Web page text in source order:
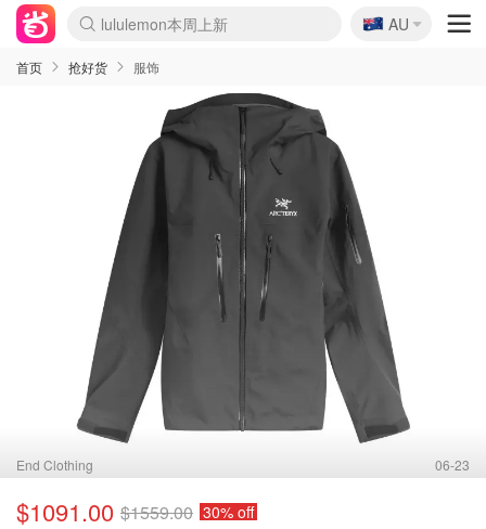
lululemon本周上新
Sasa美妆护肤3.5折
SSENSE年中3折
FreshBeauty好价汇总
Cettire降价+叠9折
Farfetch折上8折
WWS Coles超市实拍
viagogo二手票捡漏
Myer清仓1折起
The Outnet奢牌1折起
David Jones 3折起
Flannels大牌1折
Perfumes Club护肤1折
AMIRO返校季6.2折
Oweek抽奖送Airpods
Amazon折扣汇总
eToro入金$200送$50
Amazon数码好物
ICONIC本周7.5折
ThedoubleF高奢地板价
Moose Knuckles 6折
丝芙兰5折起
EUFY官网3.7折起
Selenichast首饰2折
Trip机票酒店促销
YSL送5件彩妆礼
Amazon家居好物
BIGBANG巡演开票
David Jones时尚3折
Amazon美妆护肤
雅漾大喷$8
过敏原检测盒$33
伊索独家赠50ml沐浴露
科颜氏送高保湿面霜
SEALIFE海洋馆门票6折
丝塔芙大白罐$16
订阅Newsletter送香薰
Cult Beauty 6.8折
Harrods圣诞日历2.3折
LN-CC奢牌私促3折
d'Alba空姐喷雾$16
EVE LOM套装逆天2折
Bernardelli独家4折
Adore Beauty 6折起
CT圣诞日历
Mytheresa奢品2.7折
🇦🇺
AU
首页 抢好货 服饰
End Clothing 06-23
$1091.00 $1559.00 30% off